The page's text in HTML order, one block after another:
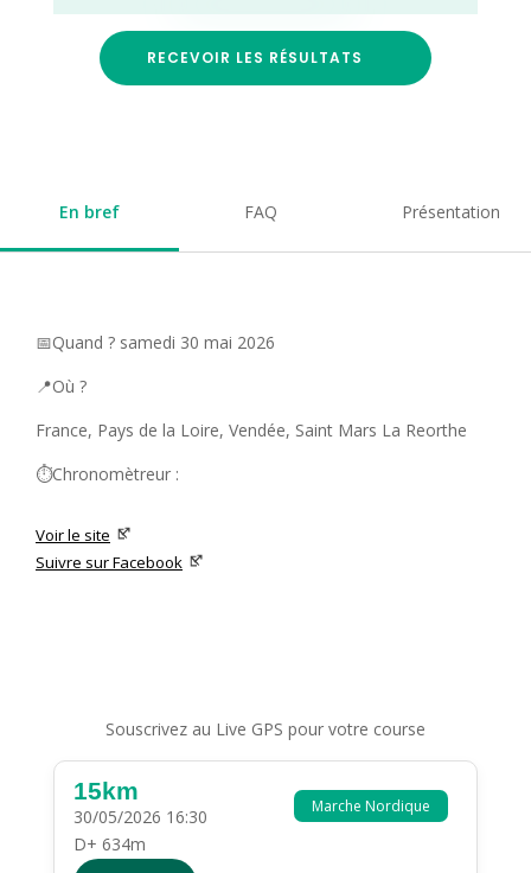
RECEVOIR LES RÉSULTATS
En bref FAQ Présentation
📅Quand ? samedi 30 mai 2026
📍Où ?
France, Pays de la Loire, Vendée, Saint Mars La Reorthe
⏱️Chronomètreur :
Voir le site
Suivre sur Facebook
Souscrivez au Live GPS pour votre course
Marche Nordique
15km
30/05/2026 16:30
D+ 634m